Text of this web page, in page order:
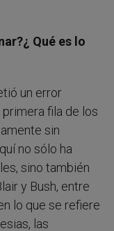
Qué es lo
un error
fila de los
sin
no sólo ha
sino también
y Bush, entre
lo que se refiere
las